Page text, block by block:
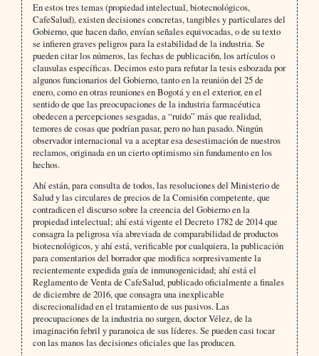
En estos tres temas (propiedad intelectual, biotecnológicos,
CafeSalud), existen decisiones concretas, tangibles y particulares del
Gobierno, que hacen daño, envían señales equivocadas, o de su texto
se infieren graves peligros para la estabilidad de la industria. Se
pueden citar los números, las fechas de publicaci6n, los artículos o
clausulas específicas. Decimos esto para refutar la tesis esbozada por
algunos funcionarios del Gobierno, tanto en la reunión del 25 de
enero, como en otras reuniones en Bogotá y en el exterior, en el
sentido de que las preocupaciones de la industria farmacéutica
obedecen a percepciones sesgadas, a “ruido” más que realidad,
temores de cosas que podrían pasar, pero no han pasado. Ningún
observador internacional va a aceptar esa desestimación de nuestros
reclamos, originada en un cierto optimismo sin fundamento en los
hechos.
Ahí están, para consulta de todos, las resoluciones del Ministerio de
Salud y las circulares de precios de la Comisi6n competente, que
contradicen el discurso sobre la creencia del Gobierno en la
propiedad intelectual; ahí está vigente el Decreto 1782 de 2014 que
consagra la peligrosa vía abreviada de comparabilidad de productos
biotecnológicos, y ahí está, verificable por cualquiera, la publicación
para comentarios del borrador que modifica sorpresivamente la
recientemente expedida guía de inmunogenicidad; ahí está el
Reglamento de Venta de CafeSalud, publicado oficialmente a finales
de diciembre de 2016, que consagra una inexplicable
discrecionalidad en el tratamiento de sus pasivos. Las
preocupaciones de la industria no surgen, doctor Vélez, de la
imaginaci6n febril y paranoica de sus líderes. Se pueden casi tocar
con las manos las decisiones oficiales que las producen.